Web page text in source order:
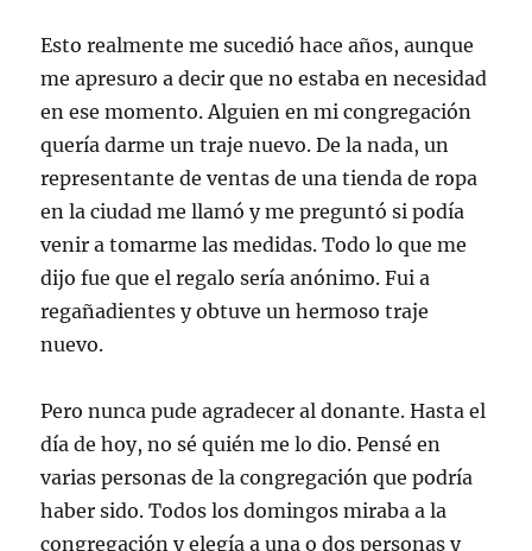
Esto realmente me sucedió hace años, aunque
me apresuro a decir que no estaba en necesidad
en ese momento. Alguien en mi congregación
quería darme un traje nuevo. De la nada, un
representante de ventas de una tienda de ropa
en la ciudad me llamó y me preguntó si podía
venir a tomarme las medidas. Todo lo que me
dijo fue que el regalo sería anónimo. Fui a
regañadientes y obtuve un hermoso traje
nuevo.
Pero nunca pude agradecer al donante. Hasta el
día de hoy, no sé quién me lo dio. Pensé en
varias personas de la congregación que podría
haber sido. Todos los domingos miraba a la
congregación y elegía a una o dos personas y